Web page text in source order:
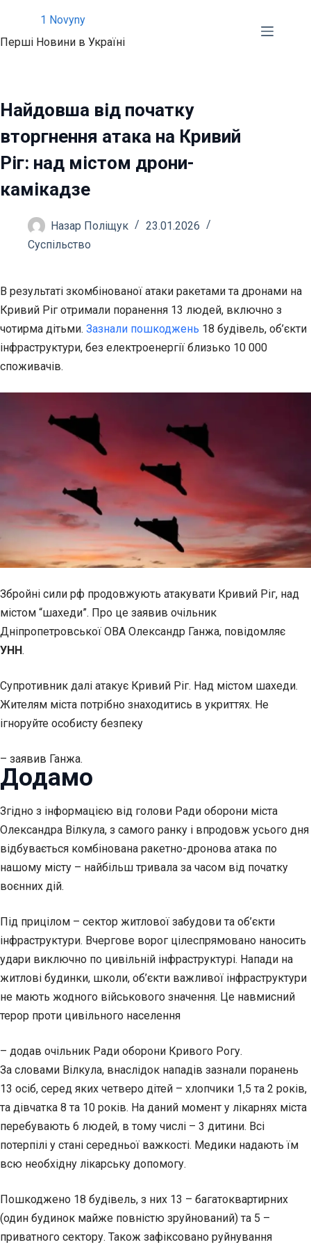
вмісту
1 Novyny
Перші Новини в Україні
Найдовша від початку
вторгнення атака на Кривий
Ріг: над містом дрони-
камікадзе
Назар Поліщук
23.01.2026
Суспільство
В результаті зкомбінованої атаки ракетами та дронами на
Кривий Ріг отримали поранення 13 людей, включно з
чотирма дітьми. Зазнали пошкоджень 18 будівель, об’єкти
інфраструктури, без електроенергії близько 10 000
споживачів.
Збройні сили рф продовжують атакувати Кривий Ріг, над
містом “шахеди”. Про це заявив очільник
Дніпропетровської ОВА Олександр Ганжа, повідомляє
УНН.
Супротивник далі атакує Кривий Ріг. Над містом шахеди.
Жителям міста потрібно знаходитись в укриттях. Не
ігноруйте особисту безпеку
– заявив Ганжа.
Додамо
Згідно з інформацією від голови Ради оборони міста
Олександра Вілкула, з самого ранку і впродовж усього дня
відбувається комбінована ракетно-дронова атака по
нашому місту – найбільш тривала за часом від початку
воєнних дій.
Під прицілом – сектор житлової забудови та об’єкти
інфраструктури. Вчергове ворог цілеспрямовано наносить
удари виключно по цивільній інфраструктурі. Напади на
житлові будинки, школи, об’єкти важливої інфраструктури
не мають жодного військового значення. Це навмисний
терор проти цивільного населення
– додав очільник Ради оборони Кривого Рогу.
За словами Вілкула, внаслідок нападів зазнали поранень
13 осіб, серед яких четверо дітей – хлопчики 1,5 та 2 років,
та дівчатка 8 та 10 років. На даний момент у лікарнях міста
перебувають 6 людей, в тому числі – 3 дитини. Всі
потерпілі у стані середньої важкості. Медики надають їм
всю необхідну лікарську допомогу.
Пошкоджено 18 будівель, з них 13 – багатоквартирних
(один будинок майже повністю зруйнований) та 5 –
приватного сектору. Також зафіксовано руйнування